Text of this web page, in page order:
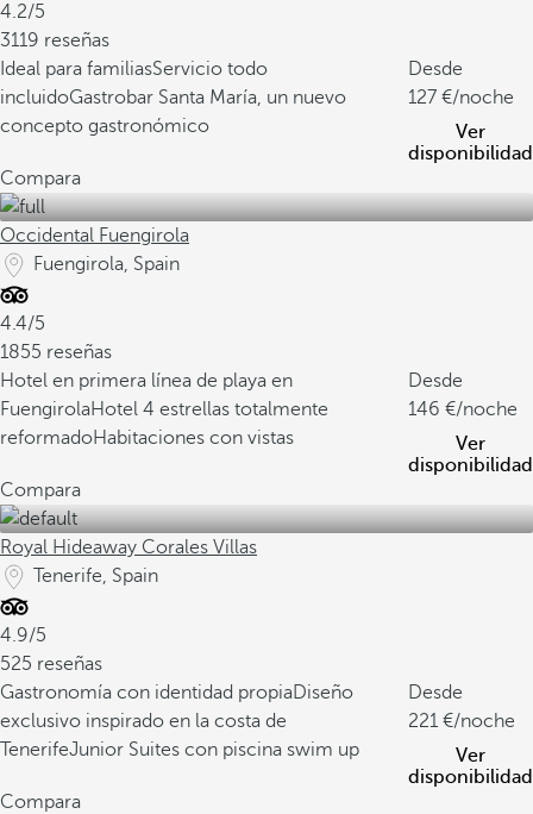
4.2/5
3119 reseñas
Ideal para familiasServicio todo
incluidoGastrobar Santa María, un nuevo
concepto gastronómico
Desde
127
/noche
Ver
disponibilidad
Compara
Occidental Fuengirola
Fuengirola, Spain
4.4/5
1855 reseñas
Hotel en primera línea de playa en
FuengirolaHotel 4 estrellas totalmente
reformadoHabitaciones con vistas
Desde
146
/noche
Ver
disponibilidad
Compara
Royal Hideaway Corales Villas
Tenerife, Spain
4.9/5
525 reseñas
Gastronomía con identidad propiaDiseño
exclusivo inspirado en la costa de
TenerifeJunior Suites con piscina swim up
Desde
221
/noche
Ver
disponibilidad
Compara